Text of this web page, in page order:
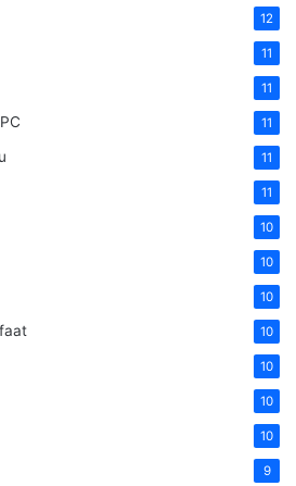
12
11
11
11
11
11
10
10
10
10
10
10
10
9